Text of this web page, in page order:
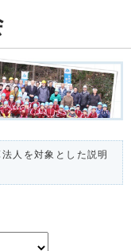
人を対象とした説明